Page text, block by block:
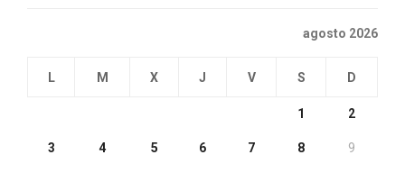
agosto 2026
L M X J V S D
1 2
3 4 5 6 7 8 9